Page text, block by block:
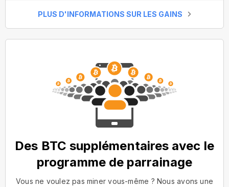
PLUS D'INFORMATIONS SUR LES GAINS
Des BTC supplémentaires avec le
programme de parrainage
Vous ne voulez pas miner vous-même ? Nous avons une